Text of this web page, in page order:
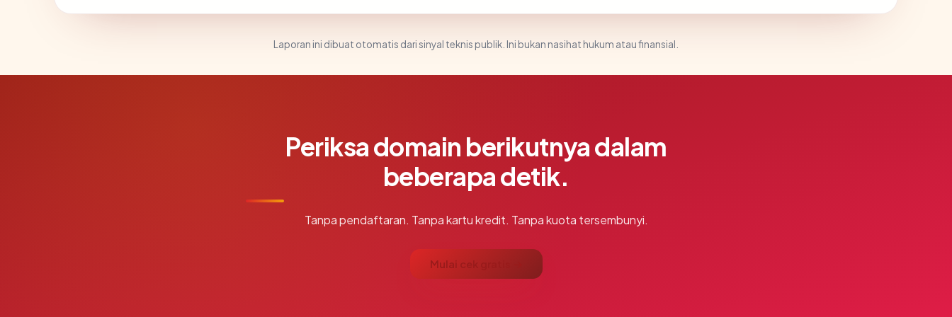
Laporan ini dibuat otomatis dari sinyal teknis publik. Ini bukan nasihat hukum atau finansial.
Periksa domain berikutnya dalam
beberapa detik.
Tanpa pendaftaran. Tanpa kartu kredit. Tanpa kuota tersembunyi.
Mulai cek gratis →